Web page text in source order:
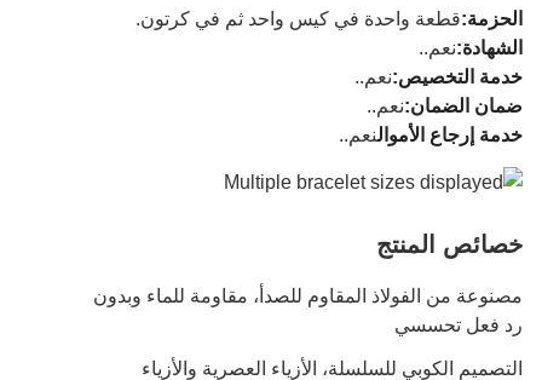
الحزمة:قطعة واحدة في كيس واحد ثم في كرتون.
الشهادة:نعم..
خدمة التخصيص:نعم..
ضمان الضمان:نعم..
خدمة إرجاع الأموالنعم..
خصائص المنتج
مصنوعة من الفولاذ المقاوم للصدأ، مقاومة للماء وبدون
رد فعل تحسسي
التصميم الكوبي للسلسلة، الأزياء العصرية والأزياء